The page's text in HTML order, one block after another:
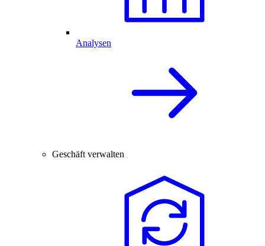
Analysen
Geschäft verwalten